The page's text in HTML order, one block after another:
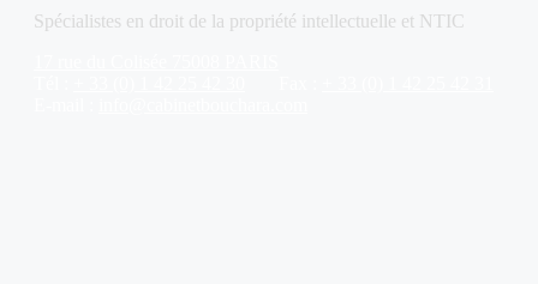
Spécialistes en droit de la propriété intellectuelle et NTIC